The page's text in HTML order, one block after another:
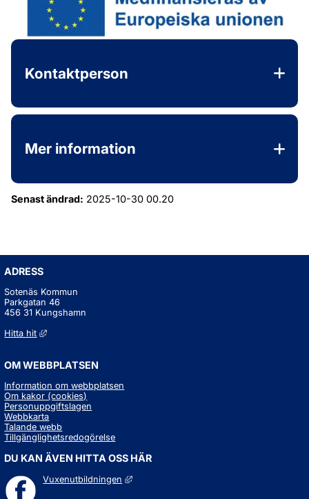
Kontaktperson
Mer information
Senast ändrad: 2025-10-30 00.20
ADRESS
Sotenäs Kommun
Parkgatan 46
456 31 Kungshamn
Hitta hit
Länk till annan webbplats, öppnas i nytt fönster.
OM WEBBPLATSEN
Information om webbplatsen
Om kakor (cookies)
Personuppgiftslagen
Webbkarta
Talande webb
Tillgänglighetsredogörelse
DU KAN ÄVEN HITTA OSS HÄR
Vuxenutbildningen Länk till annan webbplats, öppnas i nytt